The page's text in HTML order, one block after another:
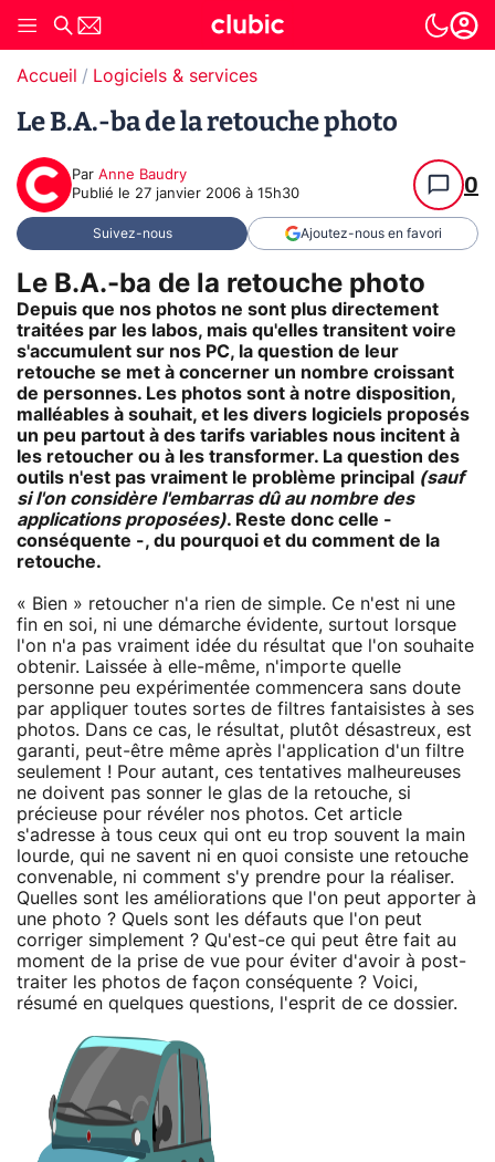
Accueil Logiciels & services
Le B.A.-ba de la retouche photo
Par Anne Baudry
Publié le 27 janvier 2006 à 15h30 0
Suivez-nous Ajoutez-nous en favori
Le B.A.-ba de la retouche photo
Depuis que nos photos ne sont plus directement
traitées par les labos, mais qu'elles transitent voire
s'accumulent sur nos PC, la question de leur
retouche se met à concerner un nombre croissant
de personnes. Les photos sont à notre disposition,
malléables à souhait, et les divers logiciels proposés
un peu partout à des tarifs variables nous incitent à
les retoucher ou à les transformer. La question des
outils n'est pas vraiment le problème principal
(sauf
si l'on considère l'embarras dû au nombre des
applications proposées). Reste donc celle -
conséquente -, du pourquoi et du comment de la
retouche.
« Bien » retoucher n'a rien de simple. Ce n'est ni une
fin en soi, ni une démarche évidente, surtout lorsque
l'on n'a pas vraiment idée du résultat que l'on souhaite
obtenir. Laissée à elle-même, n'importe quelle
personne peu expérimentée commencera sans doute
par appliquer toutes sortes de filtres fantaisistes à ses
photos. Dans ce cas, le résultat, plutôt désastreux, est
garanti, peut-être même après l'application d'un filtre
seulement ! Pour autant, ces tentatives malheureuses
ne doivent pas sonner le glas de la retouche, si
précieuse pour révéler nos photos. Cet article
s'adresse à tous ceux qui ont eu trop souvent la main
lourde, qui ne savent ni en quoi consiste une retouche
convenable, ni comment s'y prendre pour la réaliser.
Quelles sont les améliorations que l'on peut apporter à
une photo ? Quels sont les défauts que l'on peut
corriger simplement ? Qu'est-ce qui peut être fait au
moment de la prise de vue pour éviter d'avoir à post-
traiter les photos de façon conséquente ? Voici,
résumé en quelques questions, l'esprit de ce dossier.